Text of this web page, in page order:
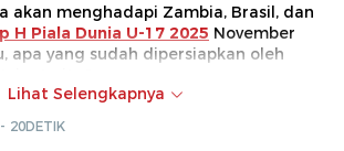
akan menghadapi Zambia, Brasil, dan
H Piala Dunia U-17 2025 November
apa yang sudah dipersiapkan oleh
Garuda Muda akan lawan
Lihat Selengkapnya
20DETIK